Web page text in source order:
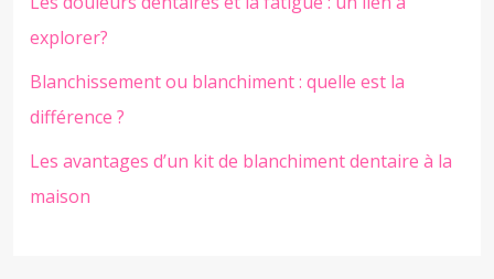
explorer?
Blanchissement ou blanchiment : quelle est la
différence ?
Les avantages d’un kit de blanchiment dentaire à la
maison